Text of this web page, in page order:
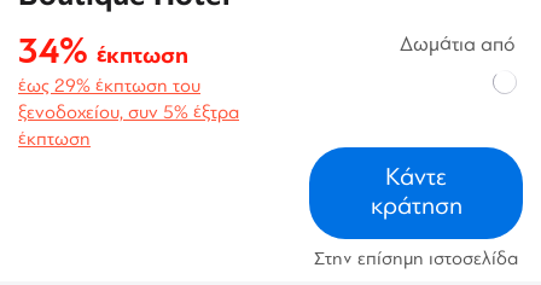
34% έκπτωση
έως 29% έκπτωση του
ξενοδοχείου, συν 5% έξτρα
έκπτωση
Δωμάτια από
Κάντε
κράτηση
Στην επίσημη ιστοσελίδα